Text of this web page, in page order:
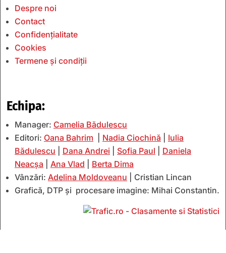
Despre noi
Contact
Confidențialitate
Cookies
Termene și condiții
Echipa:
Manager: Camelia Bădulescu
Editori: Oana Bahrim Nadia Ciochină
Iulia
Bădulescu
Dana Andrei Sofia Paul
Daniela
Neacșa
Ana Vlad
Berta Dima
Vânzări: Adelina Moldoveanu | Cristian Lincan
Grafică, DTP și procesare imagine: Mihai Constantin.